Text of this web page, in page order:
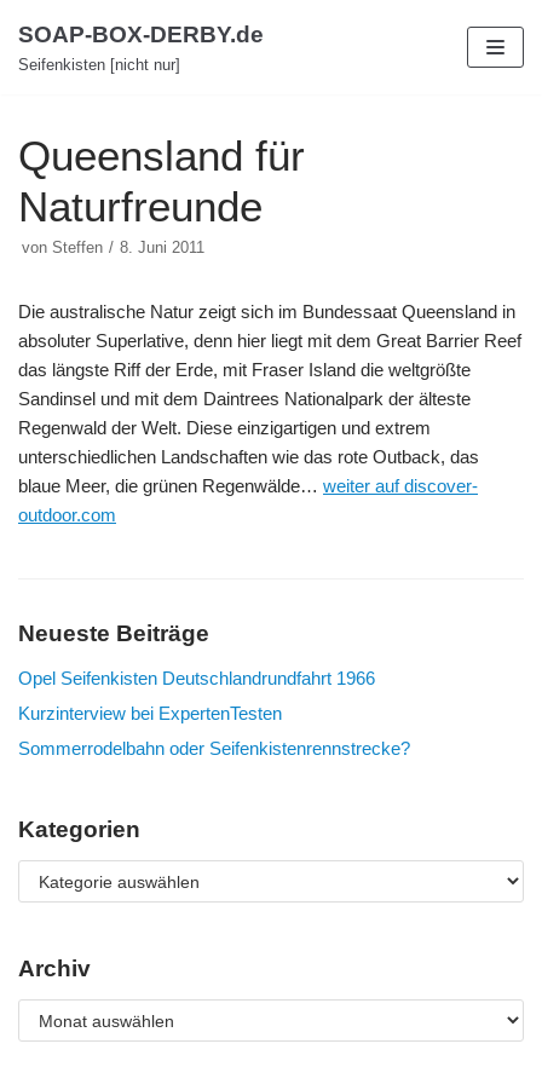
Zum
Inhalt
SOAP-BOX-DERBY.de
Seifenkisten [nicht nur]
Queensland für
Naturfreunde
von Steffen 8. Juni 2011
Die australische Natur zeigt sich im Bundessaat Queensland in
absoluter Superlative, denn hier liegt mit dem Great Barrier Reef
das längste Riff der Erde, mit Fraser Island die weltgrößte
Sandinsel und mit dem Daintrees Nationalpark der älteste
Regenwald der Welt. Diese einzigartigen und extrem
unterschiedlichen Landschaften wie das rote Outback, das
blaue Meer, die grünen Regenwälde… weiter auf discover-
outdoor.com
Neueste Beiträge
Opel Seifenkisten Deutschlandrundfahrt 1966
Kurzinterview bei ExpertenTesten
Sommerrodelbahn oder Seifenkistenrennstrecke?
Kategorien
Archiv